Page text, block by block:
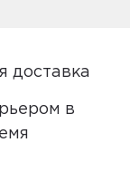
доставка
в